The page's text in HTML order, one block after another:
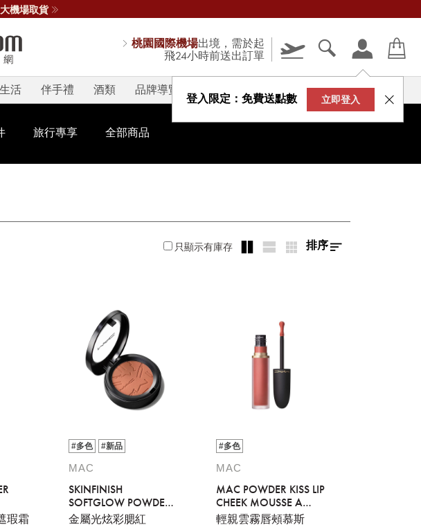
機場取貨
桃園國際機場出境，需於起
飛24小時前送出訂單
登入限定：免費送點數 立即登入
活 伴手禮 酒類 品牌導覽 V-STORY
旅行專享 全部商品
只顯示有庫存 排序
瑕霜
#多色 #新品
MAC
SKINFINISH
SOFTGLOW POWDER
MELBA
金屬光炫彩腮紅
#多色
MAC
MAC POWDER KISS LIP
CHEEK MOUSSE A
LITTLE TAMED
輕親雲霧唇頰慕斯